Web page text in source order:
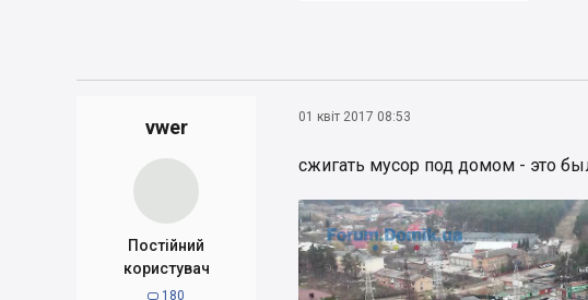
vwer
Постійний
користувач
 180
01 квіт 2017 08:53
сжигать мусор под домом - это